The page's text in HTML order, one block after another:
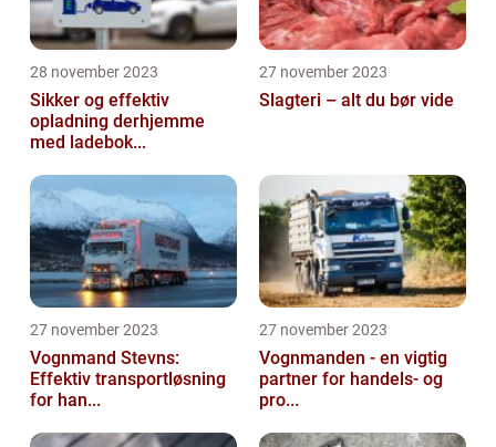
28 november 2023
Sikker og effektiv
opladning derhjemme
med ladebok...
27 november 2023
Slagteri – alt du bør vide
27 november 2023
Vognmand Stevns:
Effektiv transportløsning
for han...
27 november 2023
Vognmanden - en vigtig
partner for handels- og
pro...